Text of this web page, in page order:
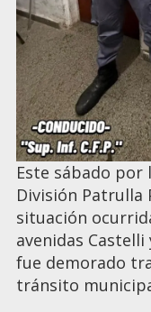
Este sábado por
División Patrulla
situación
avenidas
fue demorado
tránsito